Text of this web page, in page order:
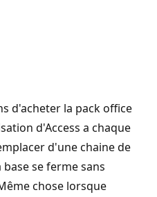
d'acheter la pack office
d'Access a chaque
d'une chaine de
se ferme sans
chose lorsque